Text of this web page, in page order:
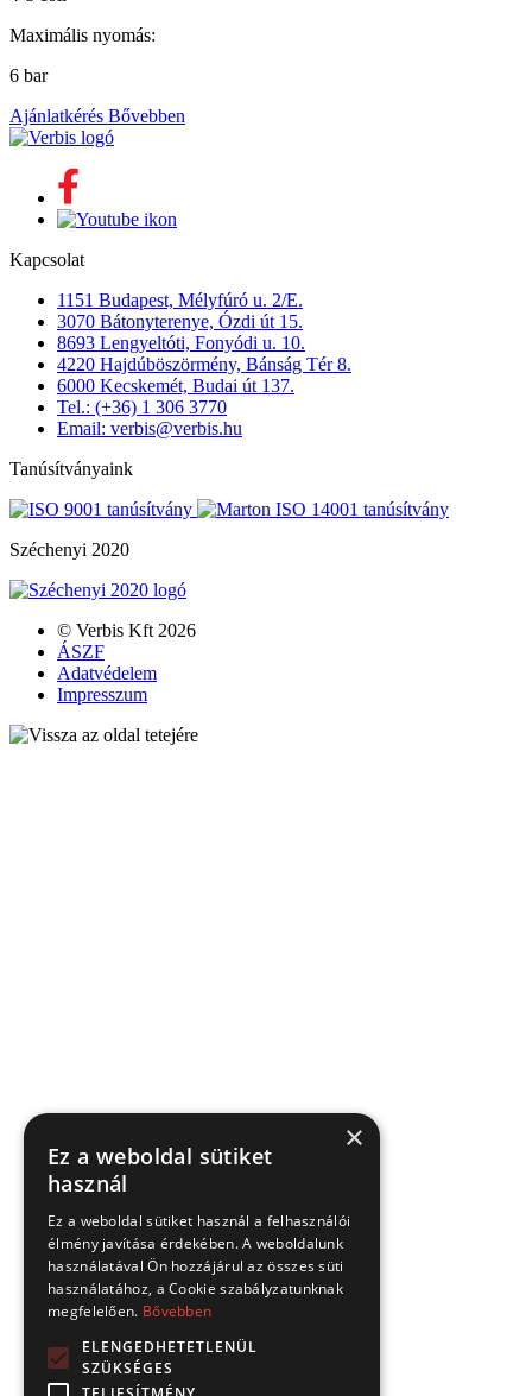
Maximális nyomás:
6 bar
Ajánlatkérés Bővebben
Kapcsolat
1151 Budapest, Mélyfúró u. 2/E.
3070 Bátonyterenye, Ózdi út 15.
8693 Lengyeltóti, Fonyódi u. 10.
4220 Hajdúböszörmény, Bánság Tér 8.
6000 Kecskemét, Budai út 137.
Tel.: (+36) 1 306 3770
Email: verbis@verbis.hu
Tanúsítványaink
Széchenyi 2020
© Verbis Kft 2026
ÁSZF
Adatvédelem
Impresszum
×
Ez a weboldal sütiket
használ
Ez a weboldal sütiket használ a felhasználói
élmény javítása érdekében. A weboldalunk
használatával Ön hozzájárul az összes süti
használatához, a Cookie szabályzatunknak
megfelelően. Bővebben
ELENGEDHETETLENÜL
SZÜKSÉGES